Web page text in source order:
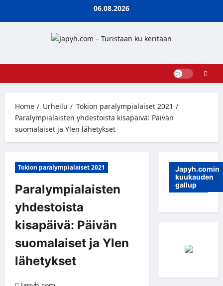
06.08.2026
Home Urheilu
Tokion paralympialaiset 2021
Paralympialaisten yhdestoista kisapäivä: Päivän
suomalaiset ja Ylen lähetykset
Tokion paralympialaiset 2021
Paralympialaisten
yhdestoista
kisapäivä: Päivän
suomalaiset ja Ylen
lähetykset
Japyh.comin
kuukauden
gallup